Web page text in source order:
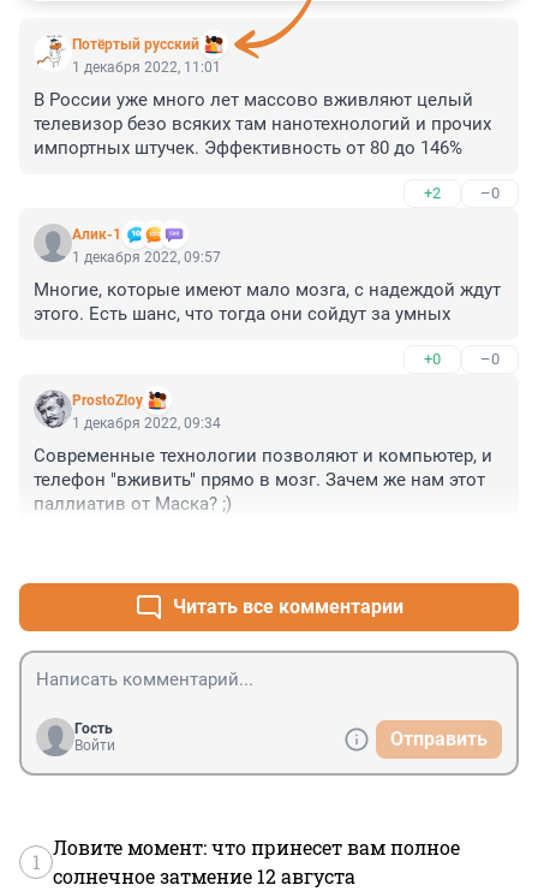
Потёртый русский
1 декабря 2022, 11:01
В России уже много лет массово вживляют целый
телевизор безо всяких там нанотехнологий и прочих
импортных штучек. Эффективность от 80 до 146%
+2 –0
Алик-1
1 декабря 2022, 09:57
Многие, которые имеют мало мозга, с надеждой ждут
этого. Есть шанс, что тогда они сойдут за умных
+0 –0
ProstoZloy
1 декабря 2022, 09:34
Современные технологии позволяют и компьютер, и
телефон "вживить" прямо в мозг. Зачем же нам этот
паллиатив от Маска? ;)
Читать все комментарии
Гость
Войти
Отправить
1
Ловите момент: что принесет вам полное
солнечное затмение 12 августа